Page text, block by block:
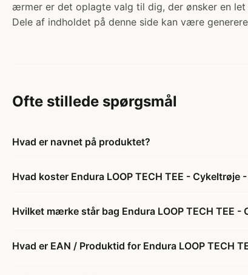
ærmer er det oplagte valg til dig, der ønsker en
Dele af indholdet på denne side kan være
Ofte stillede spørgsmål
Hvad er navnet på produktet?
Hvad koster Endura LOOP TECH TEE -
Hvilket mærke står bag Endura LOOP TECH TEE
Hvad er EAN / Produktid for Endura LOOP TECH